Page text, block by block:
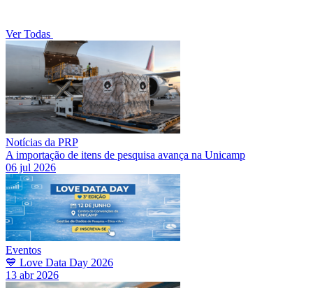
Ver Todas
Notícias da PRP
A importação de itens de pesquisa avança na Unicamp
06 jul 2026
Eventos
💙 Love Data Day 2026
13 abr 2026